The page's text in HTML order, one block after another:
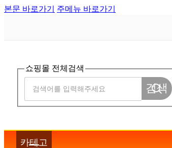
본문 바로가기 주메뉴 바로가기
쇼핑몰 전체검색
검색
카테고